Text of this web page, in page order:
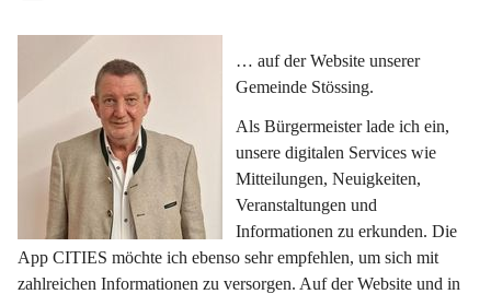
… auf der Website unserer
Gemeinde Stössing.
Als Bürgermeister lade ich ein,
unsere digitalen Services wie
Mitteilungen, Neuigkeiten,
Veranstaltungen und
Informationen zu erkunden. Die
App CITIES möchte ich ebenso sehr empfehlen, um sich mit
zahlreichen Informationen zu versorgen. Auf der Website und in